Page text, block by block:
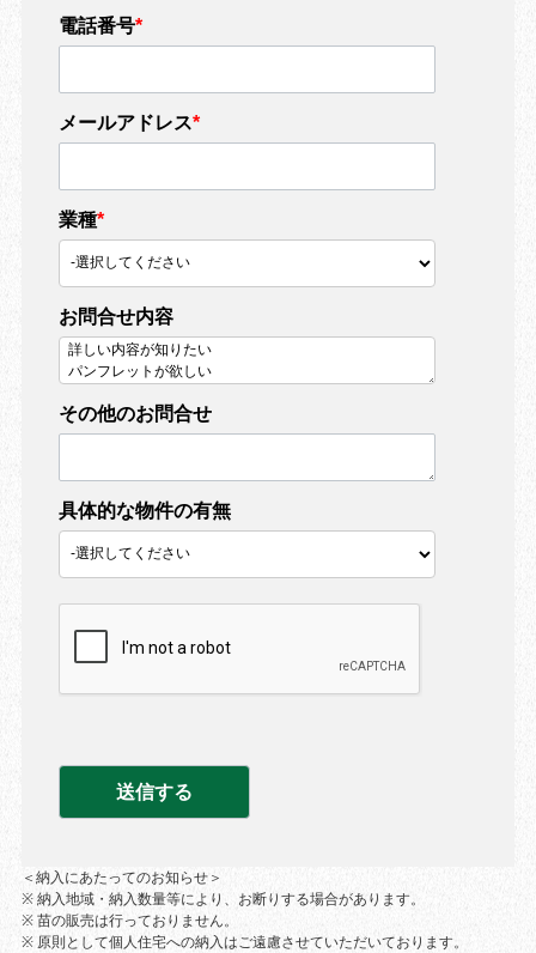
電話番号*
メールアドレス*
業種*
お問合せ内容
その他のお問合せ
具体的な物件の有無
＜納入にあたってのお知らせ＞
※ 納入地域・納入数量等により、お断りする場合があります。
※ 苗の販売は行っておりません。
※ 原則として個人住宅への納入はご遠慮させていただいております。